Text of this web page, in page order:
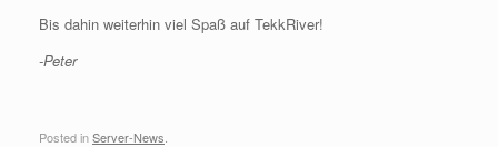
Bis dahin weiterhin viel Spaß auf TekkRiver!
-Peter
Posted inServer-News